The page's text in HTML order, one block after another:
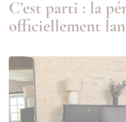
C’est parti : la
officiellement